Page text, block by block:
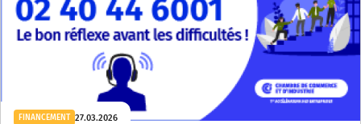
FINANCEMENT 27.03.2026